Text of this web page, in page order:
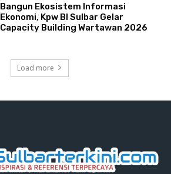
Bangun Ekosistem Informasi
Ekonomi, Kpw BI Sulbar Gelar
Capacity Building Wartawan 2026
Load more